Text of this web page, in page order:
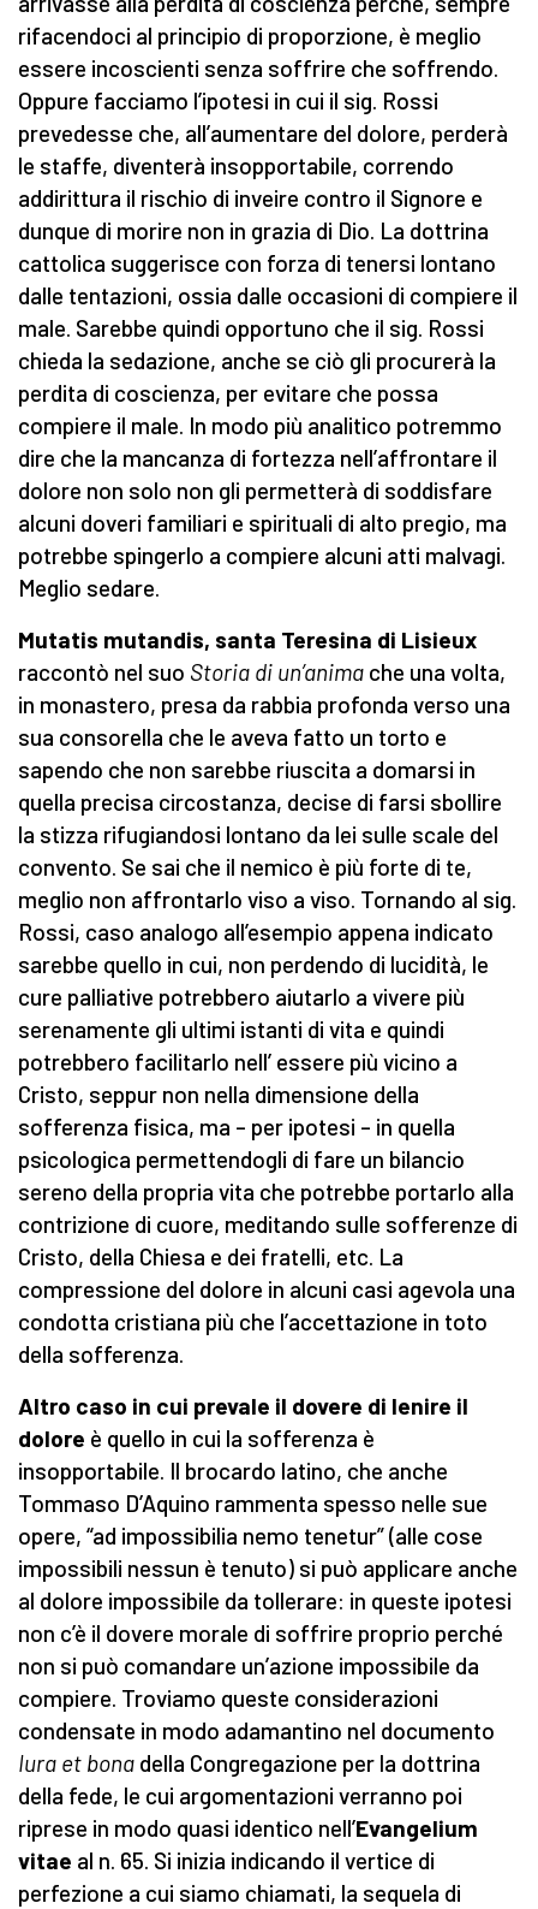
rifacendoci al principio di proporzione, è meglio
essere incoscienti senza soffrire che soffrendo.
Oppure facciamo l’ipotesi in cui il sig. Rossi
prevedesse che, all’aumentare del dolore, perderà
le staffe, diventerà insopportabile, correndo
addirittura il rischio di inveire contro il Signore e
dunque di morire non in grazia di Dio. La dottrina
cattolica suggerisce con forza di tenersi lontano
dalle tentazioni, ossia dalle occasioni di compiere il
male. Sarebbe quindi opportuno che il sig. Rossi
chieda la sedazione, anche se ciò gli procurerà la
perdita di coscienza, per evitare che possa
compiere il male. In modo più analitico potremmo
dire che la mancanza di fortezza nell’affrontare il
dolore non solo non gli permetterà di soddisfare
alcuni doveri familiari e spirituali di alto pregio, ma
potrebbe spingerlo a compiere alcuni atti malvagi.
Meglio sedare.
Mutatis mutandis, santa Teresina di Lisieux
raccontò nel suo Storia di un’anima che una volta,
in monastero, presa da rabbia profonda verso una
sua consorella che le aveva fatto un torto e
sapendo che non sarebbe riuscita a domarsi in
quella precisa circostanza, decise di farsi sbollire
la stizza rifugiandosi lontano da lei sulle scale del
convento. Se sai che il nemico è più forte di te,
meglio non affrontarlo viso a viso. Tornando al sig.
Rossi, caso analogo all’esempio appena indicato
sarebbe quello in cui, non perdendo di lucidità, le
cure palliative potrebbero aiutarlo a vivere più
serenamente gli ultimi istanti di vita e quindi
potrebbero facilitarlo nell’ essere più vicino a
Cristo, seppur non nella dimensione della
sofferenza fisica, ma – per ipotesi – in quella
psicologica permettendogli di fare un bilancio
sereno della propria vita che potrebbe portarlo alla
contrizione di cuore, meditando sulle sofferenze di
Cristo, della Chiesa e dei fratelli, etc. La
compressione del dolore in alcuni casi agevola una
condotta cristiana più che l’accettazione in toto
della sofferenza.
Altro caso in cui prevale il dovere di lenire il
dolore è quello in cui la sofferenza è
insopportabile. Il brocardo latino, che anche
Tommaso D’Aquino rammenta spesso nelle sue
opere, “ad impossibilia nemo tenetur” (alle cose
impossibili nessun è tenuto) si può applicare anche
al dolore impossibile da tollerare: in queste ipotesi
non c’è il dovere morale di soffrire proprio perché
non si può comandare un’azione impossibile da
compiere. Troviamo queste considerazioni
condensate in modo adamantino nel documento
Iura et bona della Congregazione per la dottrina
della fede, le cui argomentazioni verranno poi
riprese in modo quasi identico nell’Evangelium
vitae al n. 65. Si inizia indicando il vertice di
perfezione a cui siamo chiamati, la sequela di